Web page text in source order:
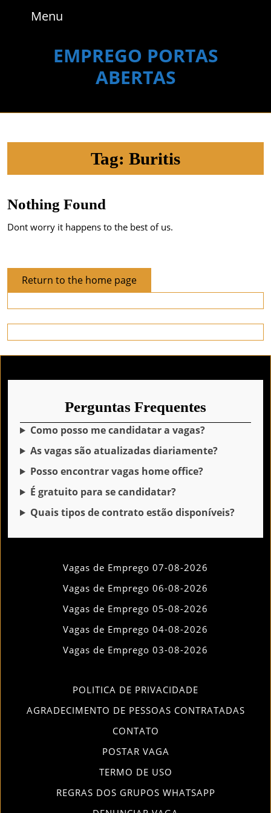
Menu
EMPREGO PORTAS
ABERTAS
Tag: Buritis
Nothing Found
Dont worry it happens to the best of us.
Return to the home pageReturn
to
the
home
page
Perguntas Frequentes
Como posso me candidatar a vagas?
As vagas são atualizadas diariamente?
Posso encontrar vagas home office?
É gratuito para se candidatar?
Quais tipos de contrato estão disponíveis?
Vagas de Emprego 07-08-2026
Vagas de Emprego 06-08-2026
Vagas de Emprego 05-08-2026
Vagas de Emprego 04-08-2026
Vagas de Emprego 03-08-2026
POLITICA DE PRIVACIDADE
AGRADECIMENTO DE PESSOAS CONTRATADAS
CONTATO
POSTAR VAGA
TERMO DE USO
REGRAS DOS GRUPOS WHATSAPP